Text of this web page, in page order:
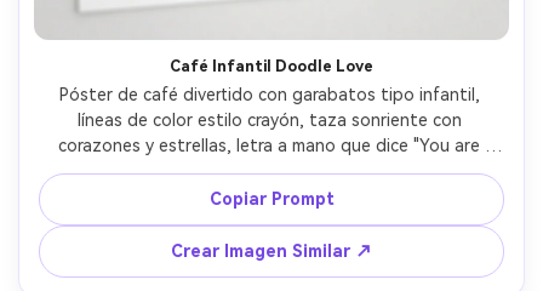
Café Infantil Doodle Love
Póster de café divertido con garabatos tipo infantil,
líneas de color estilo crayón, taza sonriente con
corazones y estrellas, letra a mano que dice "You are
brew-tiful", fondo blanco con confeti de dibujos,
ambiente juguetón, listo para imprimir, alta resolución, sin
marca de agua, lente 85mm, fondo desenfocado,
iluminación cinematográfica suave --ar 4:5
Copiar Prompt
Crear Imagen Similar ↗